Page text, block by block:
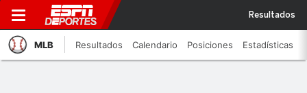
Resultados
MLB Resultados Calendario Posiciones Estadísticas